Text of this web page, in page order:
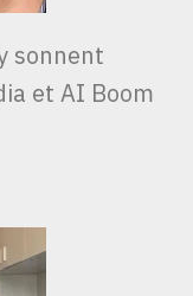
sonnent
et AI Boom